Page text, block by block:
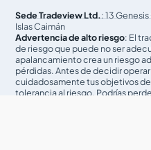
Sede Tradeview Ltd.: 13
Islas Caimán
Advertencia de alto riesgo: El
de riesgo que puede no ser
apalancamiento crea un riesgo
pérdidas. Antes de decidir
cuidadosamente tus objetivos
tolerancia al riesgo. Podrías